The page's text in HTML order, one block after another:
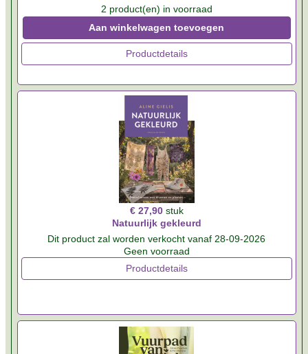
2 product(en) in voorraad
Aan winkelwagen toevoegen
Productdetails
€ 27,90 stuk
Natuurlijk gekleurd
Dit product zal worden verkocht vanaf 28-09-2026
Geen voorraad
Productdetails